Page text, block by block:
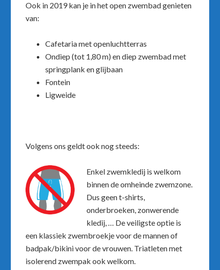
Ook in 2019 kan je in het open zwembad genieten
van:
Cafetaria met openluchtterras
Ondiep (tot 1,80 m) en diep zwembad met
springplank en glijbaan
Fontein
Ligweide
Volgens ons geldt ook nog steeds:
Enkel zwemkledij is welkom
binnen de omheinde zwemzone.
Dus geen t-shirts,
onderbroeken, zonwerende
kledij, … De veiligste optie is
een klassiek zwembroekje voor de mannen of
badpak/bikini voor de vrouwen. Triatleten met
isolerend zwempak ook welkom.